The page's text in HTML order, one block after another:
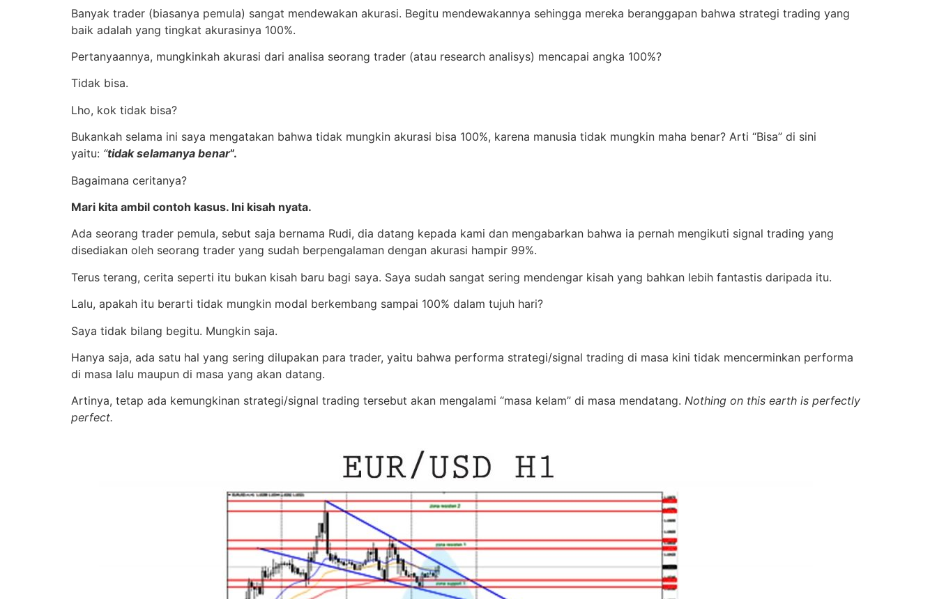
Banyak trader (biasanya pemula) sangat mendewakan akurasi. Begitu mendewakannya sehingga mereka beranggapan bahwa strategi trading yang
baik adalah yang tingkat akurasinya 100%.
Pertanyaannya, mungkinkah akurasi dari analisa seorang trader (atau research analisys) mencapai angka 100%?
Tidak bisa.
Lho, kok tidak bisa?
Bukankah selama ini saya mengatakan bahwa tidak mungkin akurasi bisa 100%, karena manusia tidak mungkin maha benar? Arti “Bisa” di sini
yaitu: “tidak selamanya benar”.
Bagaimana ceritanya?
Mari kita ambil contoh kasus. Ini kisah nyata.
Ada seorang trader pemula, sebut saja bernama Rudi, dia datang kepada kami dan mengabarkan bahwa ia pernah mengikuti signal trading yang
disediakan oleh seorang trader yang sudah berpengalaman dengan akurasi hampir 99%.
Terus terang, cerita seperti itu bukan kisah baru bagi saya. Saya sudah sangat sering mendengar kisah yang bahkan lebih fantastis daripada itu.
Lalu, apakah itu berarti tidak mungkin modal berkembang sampai 100% dalam tujuh hari?
Saya tidak bilang begitu. Mungkin saja.
Hanya saja, ada satu hal yang sering dilupakan para trader, yaitu bahwa performa strategi/signal trading di masa kini tidak mencerminkan performa
di masa lalu maupun di masa yang akan datang.
Artinya, tetap ada kemungkinan strategi/signal trading tersebut akan mengalami “masa kelam” di masa mendatang. Nothing on this earth is perfectly
perfect.